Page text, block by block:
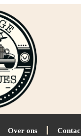
Over ons